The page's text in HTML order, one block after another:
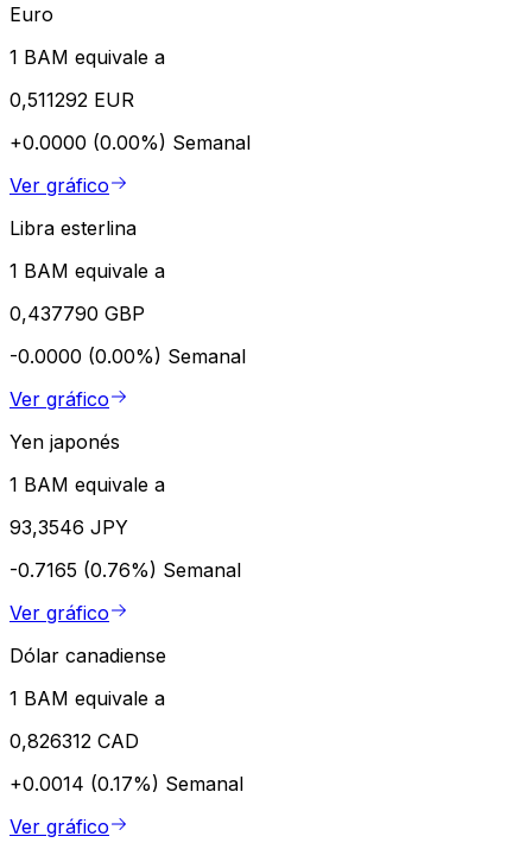
Euro
1 BAM equivale a
0,511292 EUR
+0.0000 (0.00%) Semanal
Ver gráfico
Libra esterlina
1 BAM equivale a
0,437790 GBP
-0.0000 (0.00%) Semanal
Ver gráfico
Yen japonés
1 BAM equivale a
93,3546 JPY
-0.7165 (0.76%) Semanal
Ver gráfico
Dólar canadiense
1 BAM equivale a
0,826312 CAD
+0.0014 (0.17%) Semanal
Ver gráfico